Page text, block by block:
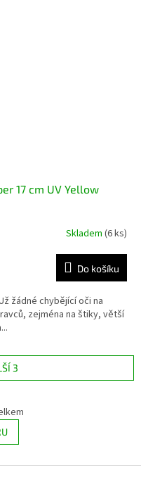
17 cm UV Yellow
Skladem (6 ks)
Do košíku
žádné chybějící oči na
zejména na štiky, větší
3